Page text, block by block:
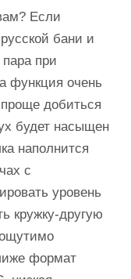
Если
бани и
при
функция очень
добиться
будет насыщен
наполнится
с
уровень
кружку-другую
формат